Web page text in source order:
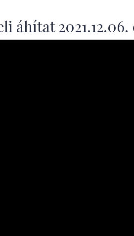
áhítat 2021.12.06.